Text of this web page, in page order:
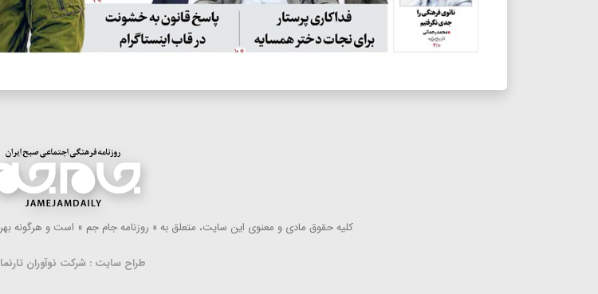
كلیه حقوق مادی و معنوی این سایت، متعلق به « روزنامه جام جم » است و هرگونه
طراح سایت : شرکت نوآوران